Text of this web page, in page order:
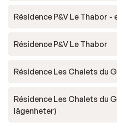
Résidence P&V Le Thabor
Résidence P&V Le Thabor
Résidence Les Chalets du
Résidence Les Chalets du
lägenheter)